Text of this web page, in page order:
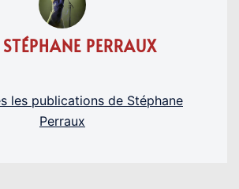
PERRAUX
les publications de Stéphane
Perraux